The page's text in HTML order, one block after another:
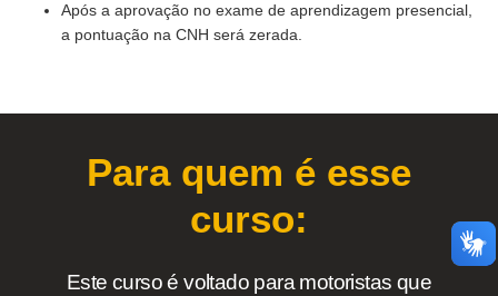
Após a aprovação no exame de aprendizagem presencial,
a pontuação na CNH será zerada.
Para quem é esse
curso:
Este curso é voltado para motoristas que